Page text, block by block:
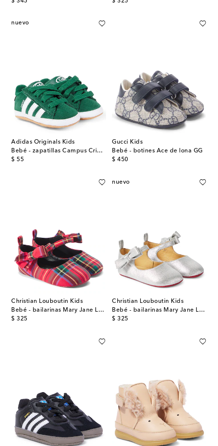
nuevo
Adidas Originals Kids
Bebé - zapatillas Campus Crib de ante
$ 55
original price
Gucci Kids
Bebé - botines Ace de lona GG
$ 450
original price
Christian Louboutin Kids
Bebé - bailarinas Mary Jane Lou Babe a cuadros
$ 325
original price
nuevo
Christian Louboutin Kids
Bebé - bailarinas Mary Jane Lou Babe de piel
$ 325
original price